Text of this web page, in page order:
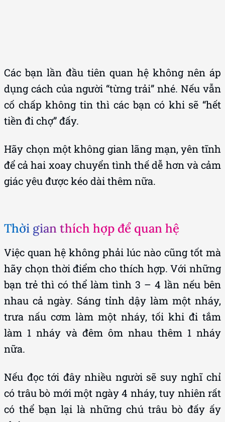
Các bạn lần đầu tiên quan hệ không nên áp
dụng cách của người “từng trải” nhé. Nếu vẫn
cố chấp không tin thì các bạn có khi sẽ “hết
tiền đi chợ” đấy.
Hãy chọn một không gian lãng mạn, yên tĩnh
để cả hai xoay chuyển tình thế dễ hơn và cảm
giác yêu được kéo dài thêm nữa.
Thời gian thích hợp để quan hệ
Việc quan hệ không phải lúc nào cũng tốt mà
hãy chọn thời điểm cho thích hợp. Với những
bạn trẻ thì có thể làm tình 3 – 4 lần nếu bên
nhau cả ngày. Sáng tỉnh dậy làm một nháy,
trưa nấu cơm làm một nháy, tối khi đi tắm
làm 1 nháy và đêm ôm nhau thêm 1 nháy
nữa.
Nếu đọc tới đây nhiều người sẽ suy nghĩ chỉ
có trâu bò mới một ngày 4 nháy, tuy nhiên rất
có thể bạn lại là những chú trâu bò đấy ấy